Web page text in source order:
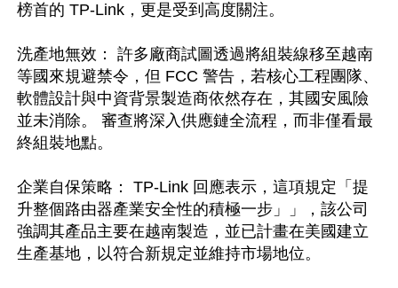
榜首的 TP-Link，更是受到高度關注。
洗產地無效： 許多廠商試圖透過將組裝線移至越南
等國來規避禁令，但 FCC 警告，若核心工程團隊、
軟體設計與中資背景製造商依然存在，其國安風險
並未消除。 審查將深入供應鏈全流程，而非僅看最
終組裝地點。
企業自保策略： TP-Link 回應表示，這項規定「提
升整個路由器產業安全性的積極一步」」，該公司
強調其產品主要在越南製造，並已計畫在美國建立
生產基地，以符合新規定並維持市場地位。